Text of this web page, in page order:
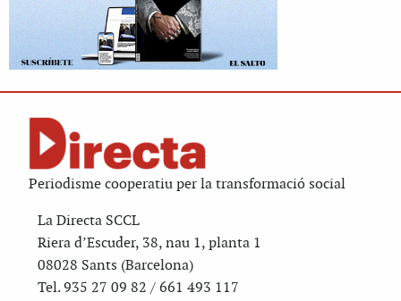
Periodisme cooperatiu per la transformació social
La Directa SCCL
Riera d’Escuder, 38, nau 1, planta 1
08028 Sants (Barcelona)
Tel. 935 27 09 82 / 661 493 117